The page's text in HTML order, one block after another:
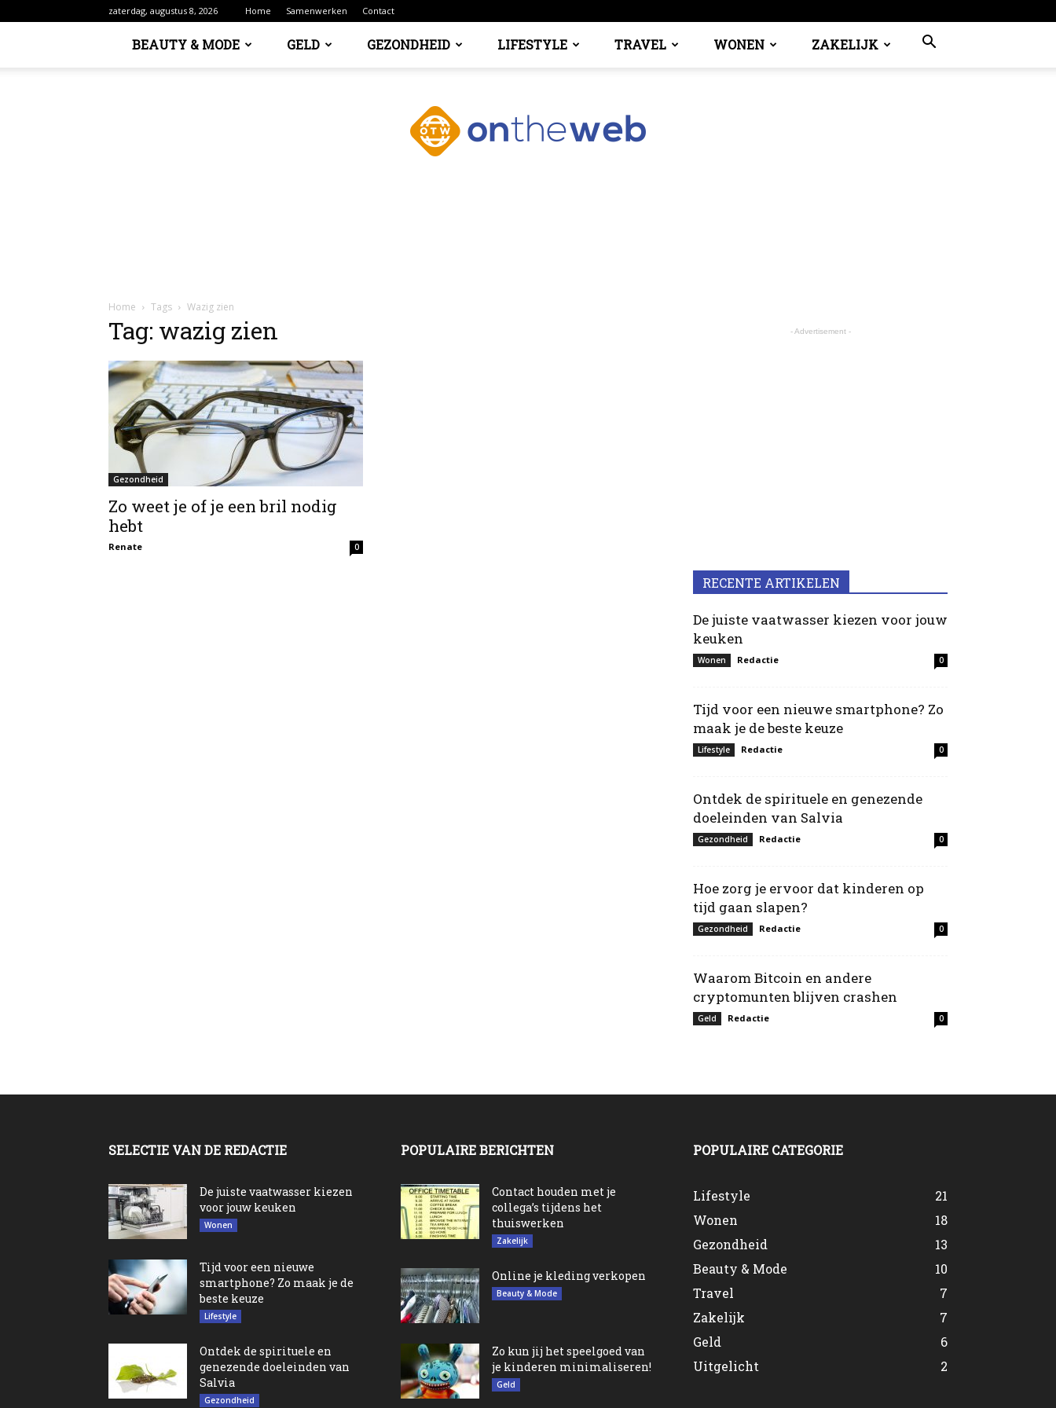
zaterdag, augustus 8, 2026 Home Samenwerken Contact
BEAUTY & MODE GELD GEZONDHEID LIFESTYLE TRAVEL WONEN ZAKELIJK
Home Tags Wazig zien
Tag: wazig zien
Gezondheid
Zo weet je of je een bril nodig
hebt
Renate 0
- Advertisement -
RECENTE ARTIKELEN
De juiste vaatwasser kiezen voor jouw
keuken
Wonen Redactie 0
Tijd voor een nieuwe smartphone? Zo
maak je de beste keuze
Lifestyle Redactie 0
Ontdek de spirituele en genezende
doeleinden van Salvia
Gezondheid Redactie 0
Hoe zorg je ervoor dat kinderen op
tijd gaan slapen?
Gezondheid Redactie 0
Waarom Bitcoin en andere
cryptomunten blijven crashen
Geld Redactie 0
SELECTIE VAN DE REDACTIE
De juiste vaatwasser kiezen
voor jouw keuken
Wonen
Tijd voor een nieuwe
smartphone? Zo maak je de
beste keuze
Lifestyle
Ontdek de spirituele en
genezende doeleinden van
Salvia
Gezondheid
POPULAIRE BERICHTEN
Contact houden met je
collega’s tijdens het
thuiswerken
Zakelijk
Online je kleding verkopen
Beauty & Mode
Zo kun jij het speelgoed van
je kinderen minimaliseren!
Geld
POPULAIRE CATEGORIE
Lifestyle
21
Wonen
18
Gezondheid
13
Beauty & Mode
10
Travel
7
Zakelijk
7
Geld
6
Uitgelicht
2